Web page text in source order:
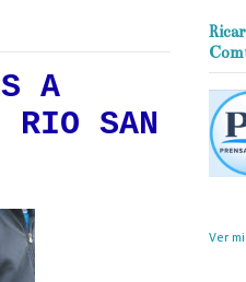
A
RIO SAN
Ver